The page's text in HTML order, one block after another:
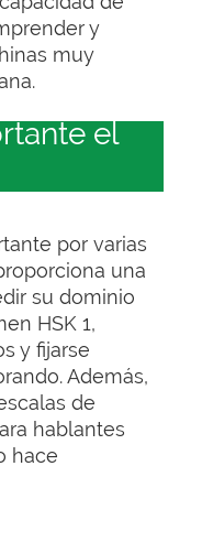
y
muy
el
por varias
una
su dominio
HSK 1,
y fijarse
Además,
de
hablantes
hace